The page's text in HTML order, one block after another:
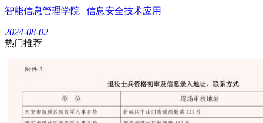
智能信息管理学院 | 信息安全技术应用
2024-08-02
热门推荐